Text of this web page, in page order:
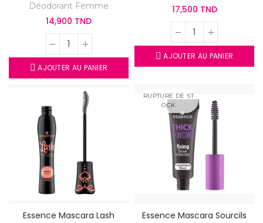
Déodorant Femme
14,900 TND
AJOUTER AU PANIER
17,500 TND
AJOUTER AU PANIER
Essence Mascara Lash
RUPTURE DE ST
OCK
Essence Mascara Sourcils